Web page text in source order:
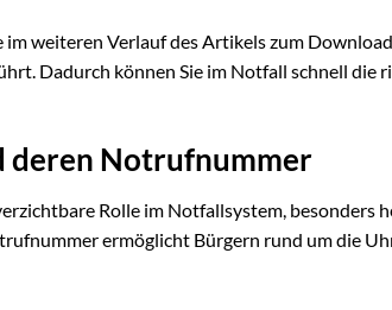
im weiteren Verlauf des Artikels zum
Dadurch können Sie im Notfall schnell die
deren Notrufnummer
Rolle im Notfallsystem, besonders
ermöglicht Bürgern rund um die